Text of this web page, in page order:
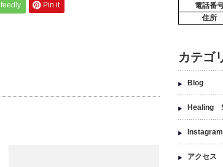
feedly Pin it 電話番
住所
カテゴ
Blog
Healing
Instagram
アクセス